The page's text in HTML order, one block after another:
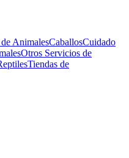
AnimalesCaballosCuidado
Otros Servicios de
Tiendas de